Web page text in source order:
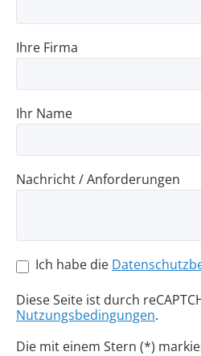
Ihre Firma
Ihr Name
Nachricht / Anforderungen
Ich habe die
Diese Seite ist durch
Nutzungsbedingungen.
Die mit einem Stern (*)